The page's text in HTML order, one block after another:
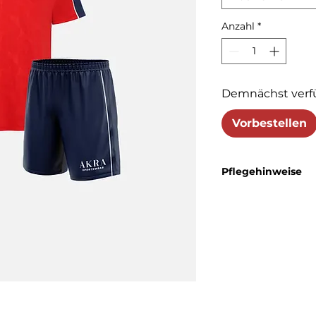
Anzahl *
Demnächst
Vorbestellen
Pflegehinweise